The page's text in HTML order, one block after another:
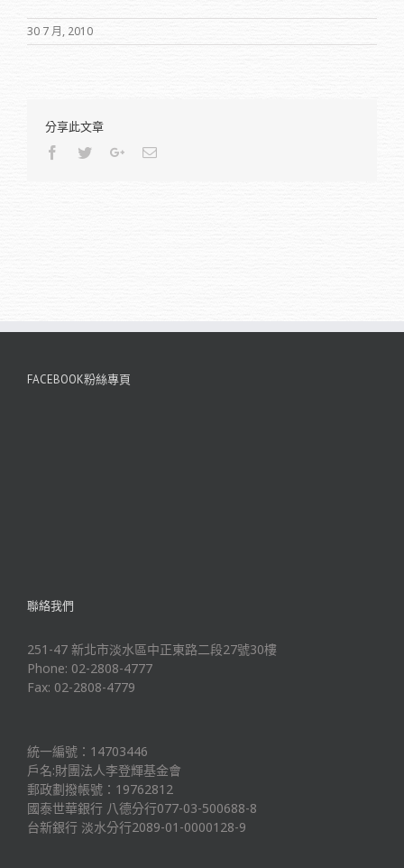
30 7 月, 2010
分享此文章
Facebook
TwitterGoogle+Email
FACEBOOK粉絲專頁
聯絡我們
251-47 新北市淡水區中正東路二段27號30樓
Phone: 02-2808-4777
Fax: 02-2808-4779
統一編號：14703446
戶名:財團法人李登輝基金會
郵政劃撥帳號：19762812
國泰世華銀行 八德分行077-03-500688-8
台新銀行 淡水分行2089-01-0000128-9